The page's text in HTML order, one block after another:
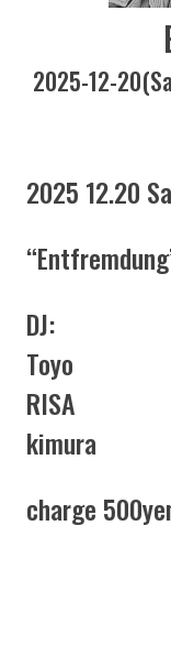
2025-12-
2025 12.20
DJ:
Toyo
RISA
kimura
charge